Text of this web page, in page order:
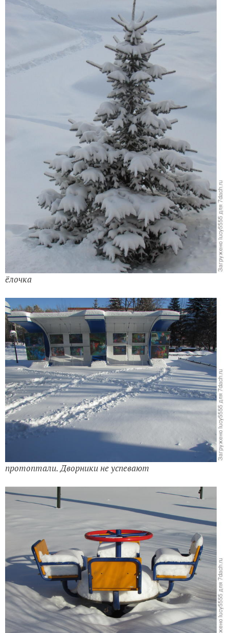
ёлочка
протоптали. Дворники не успевают